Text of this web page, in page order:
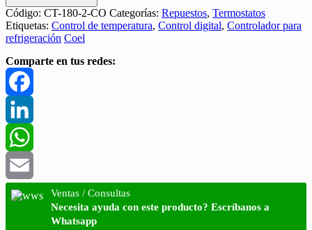
Código: CT-180-2-CO Categorías: Repuestos, Termostatos
Etiquetas: Control de temperatura, Control digital, Controlador para
refrigeración Coel
Comparte en tus redes:
Facebook
LinkedIn
WhatsApp
Email
Ventas / Consultas
Necesita ayuda con este producto? Escríbanos a
Whatsapp